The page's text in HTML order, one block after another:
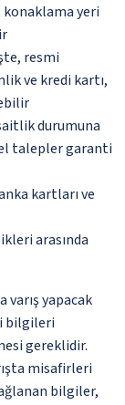
konaklama yeri
resmi
ve kredi kartı,
durumuna
talepler garanti
kartları ve
arasında
varış yapacak
bilgileri
gereklidir.
misafirleri
bilgiler,